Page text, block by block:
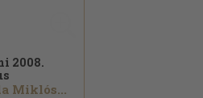
2008.
Miklós...